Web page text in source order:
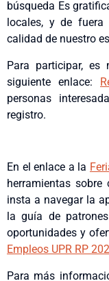
búsqueda Es
locales, y de
calidad de nuestro
Para participar, es
siguiente enlace:
personas
registro.
En el enlace a la
herramientas
insta a navegar la
la guía de
oportunidades y
Empleos UPR RP
Para más